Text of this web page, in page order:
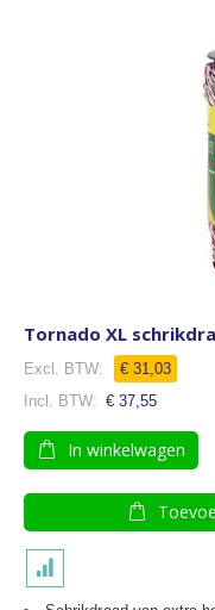
Tornado XL
€ 31,03
€ 37,55
In winkelwagen